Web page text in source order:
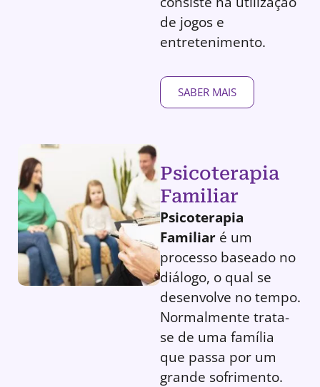
de jogos e
entretenimento.
SABER MAIS
Psicoterapia
Familiar
Psicoterapia
Familiar é um
processo baseado no
diálogo, o qual se
desenvolve no tempo.
Normalmente trata-
se de uma família
que passa por um
grande sofrimento.